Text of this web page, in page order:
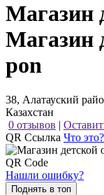
Магазин
Магазин
pon
38, Алатауский
Казахстан
0 отзывов |
QR Ссылка Что это?
Нашли ошибку?
Поднять в топ